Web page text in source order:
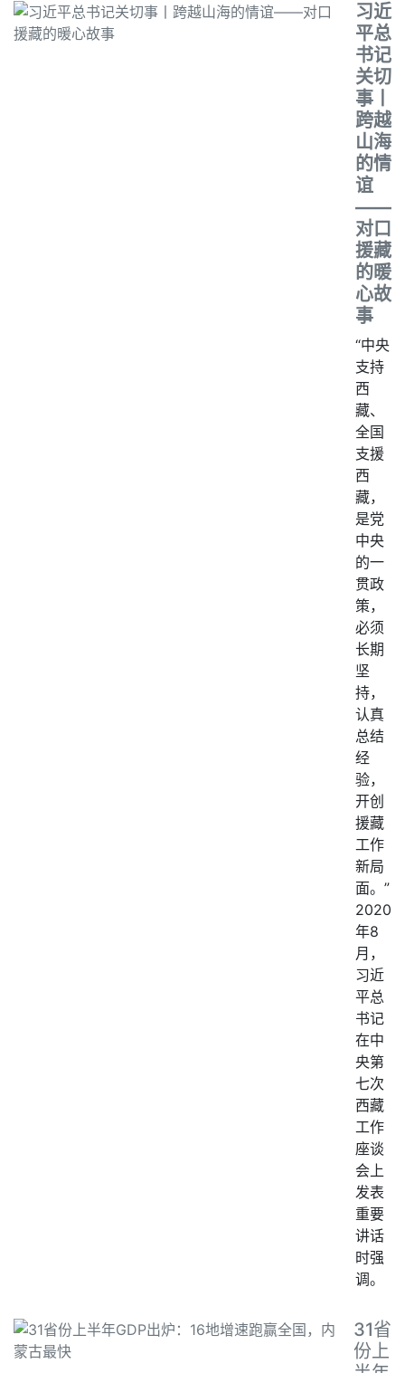
习近
平总
书记
关切
事丨
跨越
山海
的情
谊
——
对口
援藏
的暖
心故
事
“中央
支持
西
藏、
全国
支援
西
藏，
是党
中央
的一
贯政
策，
必须
长期
坚
持，
认真
总结
经
验，
开创
援藏
工作
新局
面。”
2020
年8
月，
习近
平总
书记
在中
央第
七次
西藏
工作
座谈
会上
发表
重要
讲话
时强
调。
31省
份上